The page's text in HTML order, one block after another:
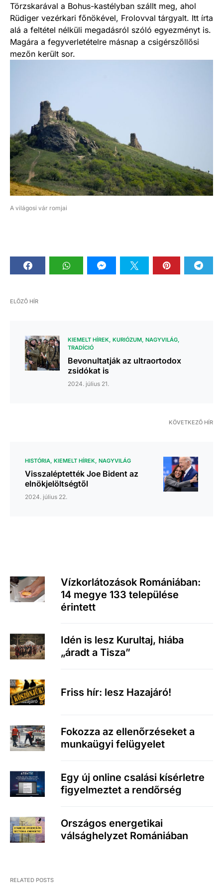
Törzskarával a Bohus-kastélyban szállt meg, ahol
Rüdiger vezérkari főnökével, Frolovval tárgyalt. Itt írta
alá a feltétel nélküli megadásról szóló egyezményt is.
Magára a fegyverletételre másnap a csigérszőllősi
mezőn került sor.
A világosi vár romjai
ELŐZŐ HÍR
KIEMELT HÍREK KURIÓZUM NAGYVILÁG
TRADÍCIÓ
Bevonultatják az ultraortodox
zsidókat is
2024. július 21.
KÖVETKEZŐ HÍR
HISTÓRIA KIEMELT HÍREK NAGYVILÁG
Visszaléptették Joe Bident az
elnökjelöltségtől
2024. július 22.
Vízkorlátozások Romániában:
14 megye 133 települése
érintett
Idén is lesz Kurultaj, hiába
„áradt a Tisza”
Friss hír: lesz Hazajáró!
Fokozza az ellenőrzéseket a
munkaügyi felügyelet
Egy új online csalási kísérletre
figyelmeztet a rendőrség
Országos energetikai
válsághelyzet Romániában
RELATED POSTS